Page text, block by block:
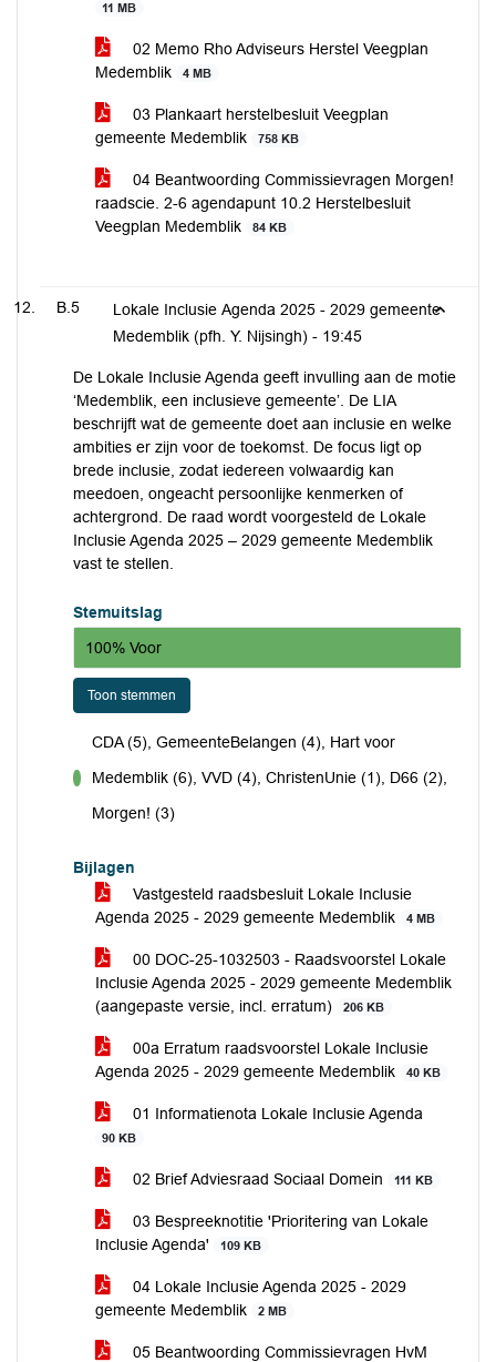
11 MB
02 Memo Rho Adviseurs Herstel Veegplan
Medemblik
4 MB
03 Plankaart herstelbesluit Veegplan
gemeente Medemblik
758 KB
04 Beantwoording Commissievragen Morgen!
raadscie. 2-6 agendapunt 10.2 Herstelbesluit
Veegplan Medemblik
84 KB
B.5
Lokale Inclusie Agenda 2025 - 2029 gemeente
Medemblik (pfh. Y. Nijsingh) - 19:45
De Lokale Inclusie Agenda geeft invulling aan de motie
‘Medemblik, een inclusieve gemeente’. De LIA
beschrijft wat de gemeente doet aan inclusie en welke
ambities er zijn voor de toekomst. De focus ligt op
brede inclusie, zodat iedereen volwaardig kan
meedoen, ongeacht persoonlijke kenmerken of
achtergrond. De raad wordt voorgesteld de Lokale
Inclusie Agenda 2025 – 2029 gemeente Medemblik
vast te stellen.
Stemuitslag
100% Voor
Toon stemmen
CDA (5), GemeenteBelangen (4), Hart voor
Medemblik (6), VVD (4), ChristenUnie (1), D66 (2),
Morgen! (3)
Bijlagen
Vastgesteld raadsbesluit Lokale Inclusie
Agenda 2025 - 2029 gemeente Medemblik
4 MB
00 DOC-25-1032503 - Raadsvoorstel Lokale
Inclusie Agenda 2025 - 2029 gemeente Medemblik
(aangepaste versie, incl. erratum)
206 KB
00a Erratum raadsvoorstel Lokale Inclusie
Agenda 2025 - 2029 gemeente Medemblik
40 KB
01 Informatienota Lokale Inclusie Agenda
90 KB
02 Brief Adviesraad Sociaal Domein 111 KB
03 Bespreeknotitie 'Prioritering van Lokale
Inclusie Agenda'
109 KB
04 Lokale Inclusie Agenda 2025 - 2029
gemeente Medemblik
2 MB
05 Beantwoording Commissievragen HvM